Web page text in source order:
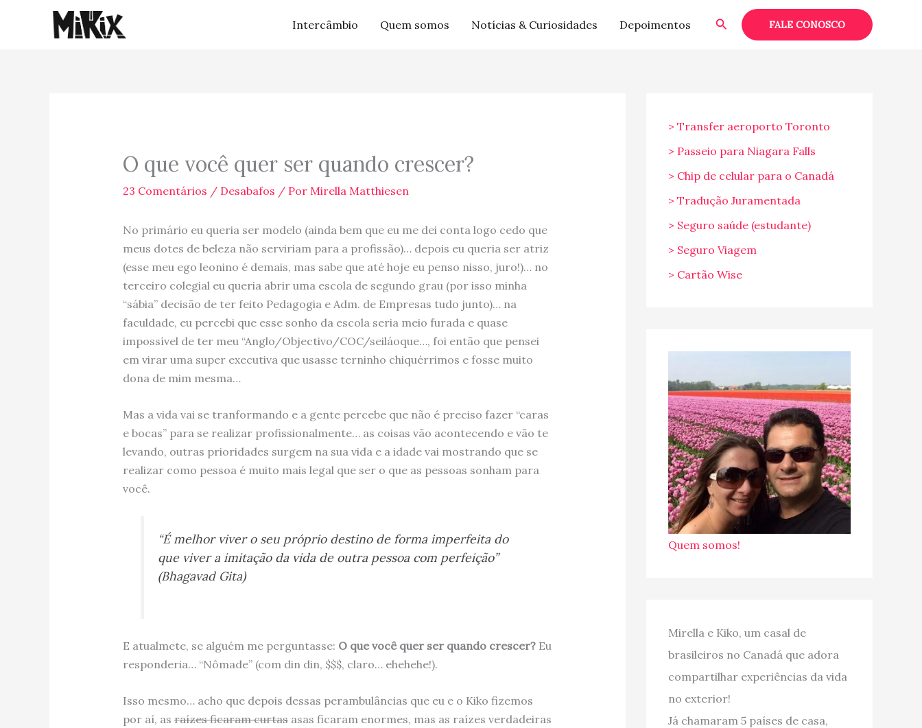
Intercâmbio Quem somos Notícias & Curiosidades Depoimentos PesquisarFALE CONOSCO
O que você quer ser quando crescer?
23 Comentários / Desabafos / Por Mirella Matthiesen
No primário eu queria ser modelo (ainda bem que eu me dei conta logo cedo que
meus dotes de beleza não serviriam para a profissão)… depois eu queria ser atriz
(esse meu ego leonino é demais, mas sabe que até hoje eu penso nisso, juro!)… no
terceiro colegial eu queria abrir uma escola de segundo grau (por isso minha
“sábia” decisão de ter feito Pedagogia e Adm. de Empresas tudo junto)… na
faculdade, eu percebi que esse sonho da escola seria meio furada e quase
impossível de ter meu “Anglo/Objectivo/COC/seiláoque…, foi então que pensei
em virar uma super executiva que usasse terninho chiquérrimos e fosse muito
dona de mim mesma…
Mas a vida vai se tranformando e a gente percebe que não é preciso fazer “caras
e bocas” para se realizar profissionalmente… as coisas vão acontecendo e vão te
levando, outras prioridades surgem na sua vida e a idade vai mostrando que se
realizar como pessoa é muito mais legal que ser o que as pessoas sonham para
você.
“É melhor viver o seu próprio destino de forma imperfeita do
que viver a imitação da vida de outra pessoa com perfeição”
(Bhagavad Gita)
E atualmete, se alguém me perguntasse: O que você quer ser quando crescer?Eu
responderia… “Nômade” (com din din, $$$, claro… ehehehe!).
Isso mesmo… acho que depois dessas perambulâncias que eu e o Kiko fizemos
por aí, asraízes ficaram curtasasas ficaram enormes, mas as raízes verdadeiras
> Transfer aeroporto Toronto
> Passeio para Niagara Falls
> Chip de celular para o Canadá
> Tradução Juramentada
> Seguro saúde (estudante)
> Seguro Viagem
> Cartão Wise
Quem somos!
Mirella e Kiko, um casal de
brasileiros no Canadá que adora
compartilhar experiências da vida
no exterior!
Já chamaram 5 países de casa,